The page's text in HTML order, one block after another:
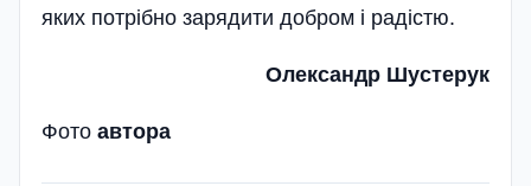
яких потрібно зарядити добром і радістю.
Олександр Шустерук
Фото автора